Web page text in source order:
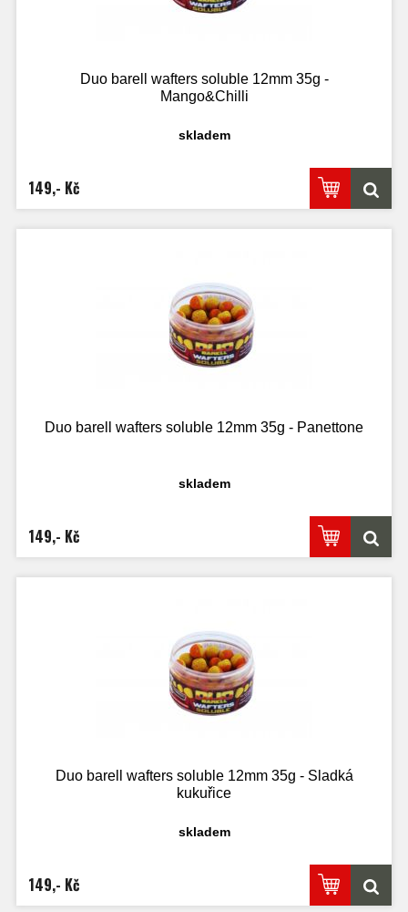
Duo barell wafters soluble 12mm 35g -
Mango&Chilli
skladem
149,- Kč
Duo barell wafters soluble 12mm 35g - Panettone
skladem
149,- Kč
Duo barell wafters soluble 12mm 35g - Sladká
kukuřice
skladem
149,- Kč